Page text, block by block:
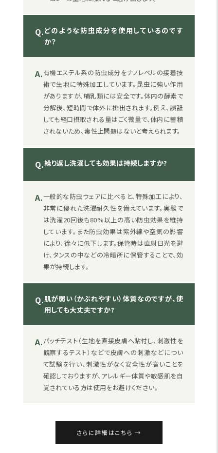
Q.どのような防虫成分を使用しているのです
か？
A.有機エステル系の防虫成分をナノレベルの接着技
術で生地に特殊加工しています。昆虫に強い作用
がありますが、哺乳類には安全です。体内の酵素で
分解後、短時間で体外に排出されます。例え、誤舐
しても経口摂取される量はごく微量で、体内に蓄積
されないため、毒性上問題はないと考えられます。
Q.繰り返し洗濯しても効果は持続しますか?
A.一般的な防虫ウェアに比べると、特殊加工により、
非常に優れた洗濯耐久性を備えています。実験で
は洗濯20回後も80%以上の高い防虫効果を維持
しています。また防虫効果は紫外線や空気の影響
により、徐々に低下します。保管時は直射日光を避
け、タンスの中などの冷暗所に保管することで、効
果が持続します。
Q.肌が弱い（かぶれやすい）体質なのですが、使
用しても大丈夫ですか?
A.パッチテスト（生地を直接皮膚へ貼付し、刺激性を
観察するテスト）などで皮膚への刺激などについ
て試験を行い、刺激性がなく安全性が高いことを
確認しておりますが、アレルギー体質や敏感肌を自
覚されている方は使用をお避けください。
さらに詳細はこちら